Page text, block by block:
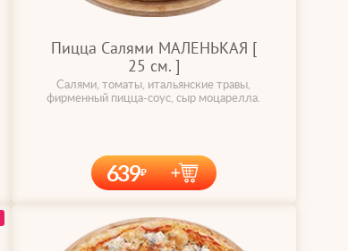
Пицца Салями МАЛЕНЬКАЯ [
25 cм. ]
Салями, томаты, итальянские травы,
фирменный пицца-соус, сыр моцарелла.
639